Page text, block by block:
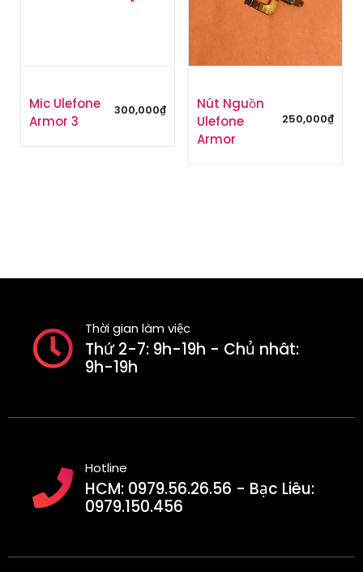
Mic Ulefone
Armor 3
300,000₫
Nút Nguồn
Ulefone
Armor
250,000₫
Thời gian làm việc
Thứ 2-7: 9h-19h - Chủ nhât:
9h-19h
Hotline
HCM: 0979.56.26.56 - Bạc Liêu:
0979.150.456